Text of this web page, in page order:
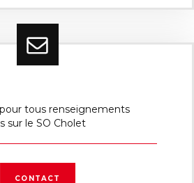
tous renseignements
sur le SO Cholet
CONTACT